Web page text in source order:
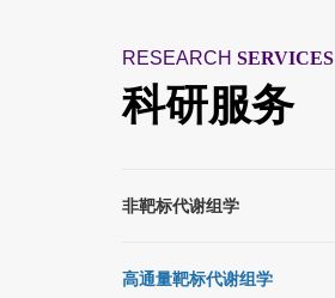
RESEARCH SERVICES
科研服务
非靶标代谢组学
高通量靶标代谢组学